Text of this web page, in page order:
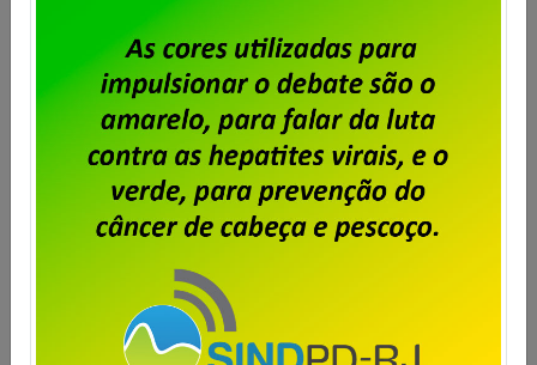
da empresa. Mas, segundo a NR 07, norma do
Ministério do Trabalho que rege a emissão do
Atestado de Saúde Ocupacional, após a liberação, o
ASO vale por 90 dias para empresas de grau de risco
3 e 4 – de acordo com a NR 04 – e por 135 dias para
as de grau de risco 1 e 2. Além disso, a legislação diz
que é preciso renovar o ASO anualmente, assim
como os exames complementares. Entretanto, no
caso das empresas de grau de risco 1 e 2, é possível
que ele se renove a cada dois anos, mas essa
decisão cabe ao médico do trabalho da
organização”, reforça a advogada.